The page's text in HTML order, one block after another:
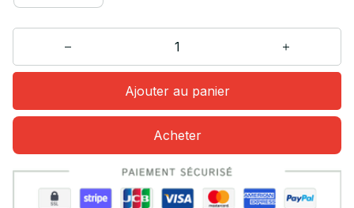
Ajouter au panier
Acheter